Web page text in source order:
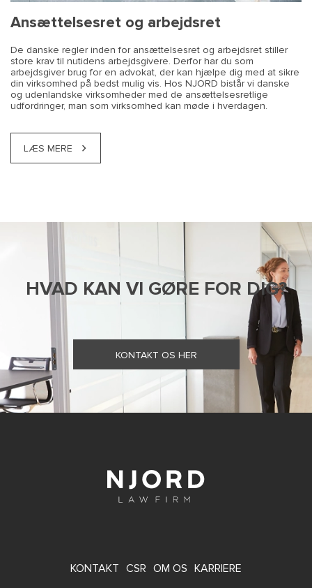
Ansættelsesret og arbejdsret
De danske regler inden for ansættelsesret og arbejdsret stiller
store krav til nutidens arbejdsgivere. Derfor har du som
arbejdsgiver brug for en advokat, der kan hjælpe dig med at sikre
din virksomhed på bedst mulig vis. Hos NJORD bistår vi danske
og udenlandske virksomheder med de ansættelsesretlige
udfordringer, man som virksomhed kan møde i hverdagen.
LÆS MERE
HVAD KAN VI GØRE FOR DIG?
KONTAKT OS HER
FOOTERKONTAKT CSR OM OS KARRIERE